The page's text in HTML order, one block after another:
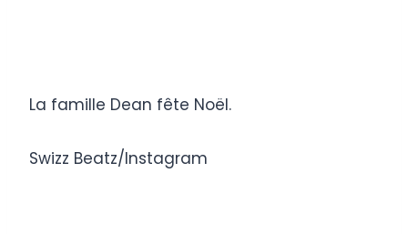
La famille Dean fête Noël.
Swizz Beatz/Instagram